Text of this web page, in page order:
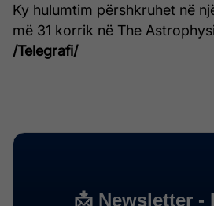
Ky hulumtim përshkruhet në
më 31 korrik në The
/Telegrafi/